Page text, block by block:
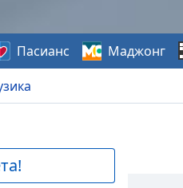
Пасианс Маджонг